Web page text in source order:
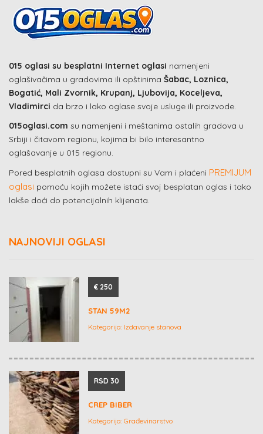
015 oglasi su besplatni Internet oglasi namenjeni
oglašivačima u gradovima ili opštinima Šabac, Loznica,
Bogatić, Mali Zvornik, Krupanj, Ljubovija, Koceljeva,
Vladimirci da brzo i lako oglase svoje usluge ili proizvode.
015oglasi.com su namenjeni i meštanima ostalih gradova u
Srbiji i čitavom regionu, kojima bi bilo interesantno
oglašavanje u 015 regionu.
Pored besplatnih oglasa dostupni su Vam i plaćeni PREMIJUM
oglasi pomoću kojih možete istaći svoj besplatan oglas i tako
lakše doći do potencijalnih klijenata.
NAJNOVIJI OGLASI
€ 250
STAN 59M2
Kategorija: Izdavanje stanova
RSD 30
CREP BIBER
Kategorija: Građevinarstvo